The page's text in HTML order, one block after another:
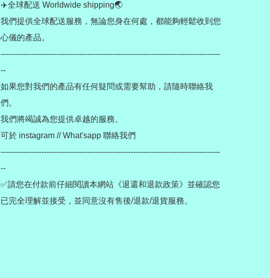
✈️全球配送 Worldwide shipping🌏
我們提供全球配送服務，無論您身在何處，都能夠輕鬆收到您
心儀的產品。
--------------------------------------------------------------------------------------
--
如果您對我們的產品有任何疑問或需要幫助，請隨時聯絡我
們。
我們將竭誠為您提供卓越的服務。
可於 instagram // What'sapp 聯絡我們
--------------------------------------------------------------------------------------
--
✅請您在付款前仔細閱讀本網站《退還和退款政策》並確認您
已完全理解並接受，並同意沒有售後/退款/退貨服務。